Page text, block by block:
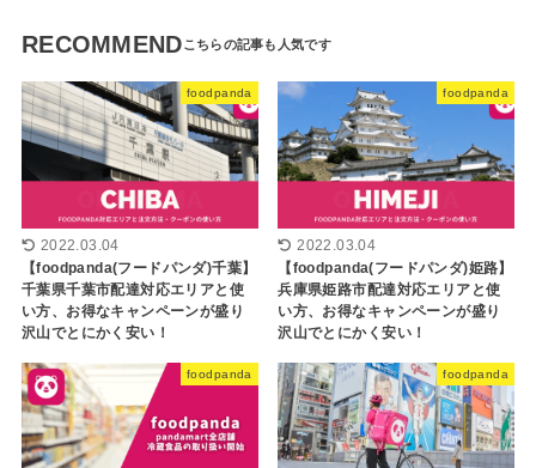
RECOMMEND
foodpanda
2022.03.04
【foodpanda(フードパンダ)千葉】
千葉県千葉市配達対応エリアと使
い方、お得なキャンペーンが盛り
沢山でとにかく安い！
foodpanda
2022.03.04
【foodpanda(フードパンダ)姫路】
兵庫県姫路市配達対応エリアと使
い方、お得なキャンペーンが盛り
沢山でとにかく安い！
foodpanda foodpanda